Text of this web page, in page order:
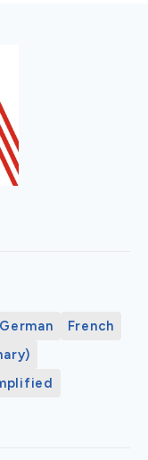
German
French